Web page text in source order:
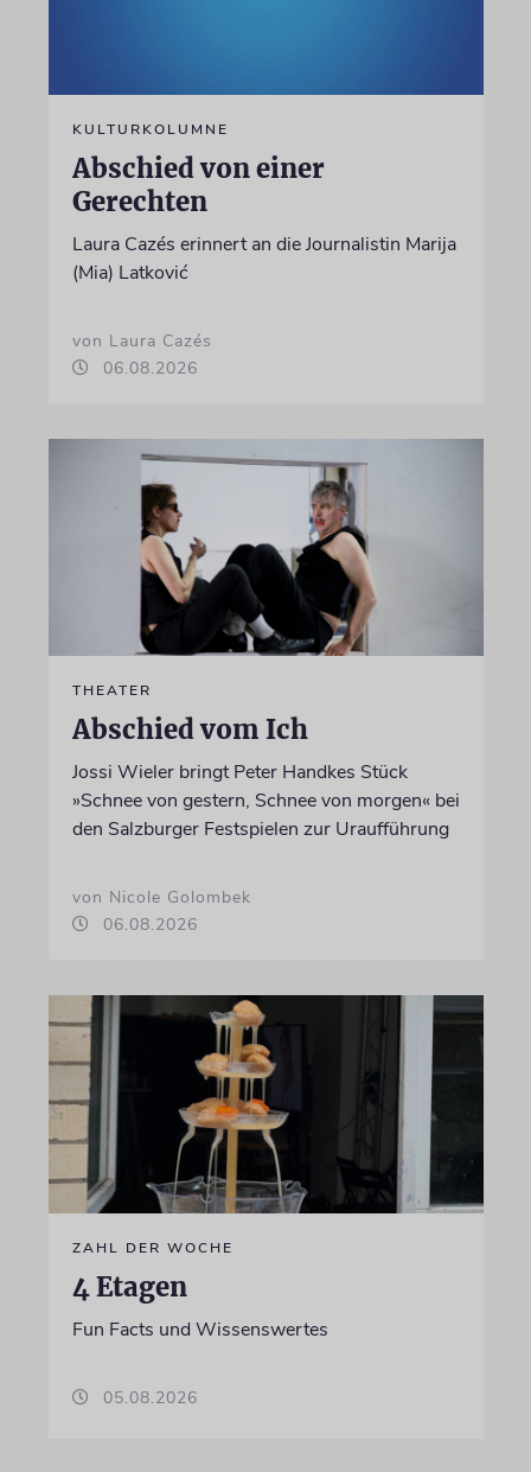
KULTURKOLUMNE
Abschied von einer
Gerechten
Laura Cazés erinnert an die Journalistin Marija
(Mia) Latković
von Laura Cazés
06.08.2026
THEATER
Abschied vom Ich
Jossi Wieler bringt Peter Handkes Stück
»Schnee von gestern, Schnee von morgen« bei
den Salzburger Festspielen zur Uraufführung
von Nicole Golombek
06.08.2026
ZAHL DER WOCHE
4 Etagen
Fun Facts und Wissenswertes
05.08.2026